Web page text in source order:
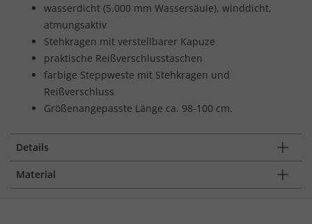
wasserdicht (5.000 mm Wassersäule), winddicht,
atmungsaktiv
Stehkragen mit verstellbarer Kapuze
praktische Reißverschlusstaschen
farbige Steppweste mit Stehkragen und
Reißverschluss
Größenangepasste Länge ca. 98-100 cm.
Details
Material